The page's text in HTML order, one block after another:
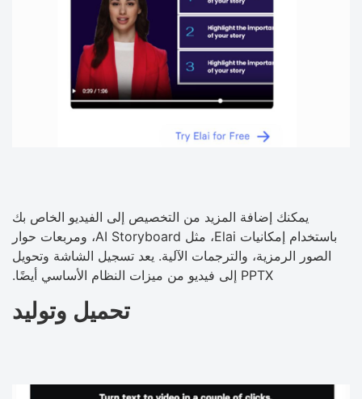
يمكنك إضافة المزيد من التخصيص إلى الفيديو الخاص بك
باستخدام إمكانيات Elai، مثل AI Storyboard، ومربعات حوار
الصور الرمزية، والترجمات الآلية. يعد تسجيل الشاشة وتحويل
PPTX إلى فيديو من ميزات النظام الأساسي أيضًا.
تحميل وتوليد